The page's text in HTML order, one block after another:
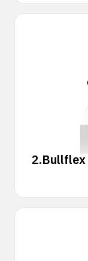
2.Bullflex